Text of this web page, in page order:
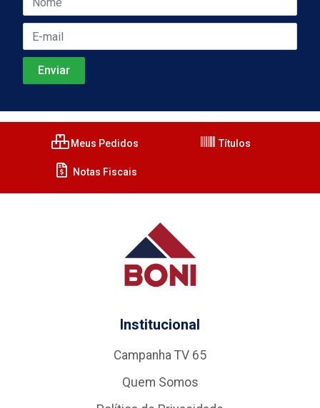
Meus Pedidos Títulos
Notas Fiscais
Institucional
Campanha TV 65
Quem Somos